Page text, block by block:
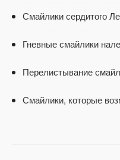
Смайлики сердитого
Гневные смайлики
Перелистывание
Смайлики, которые